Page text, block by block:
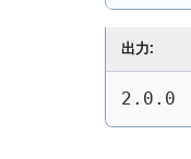
出力:
2.0.0